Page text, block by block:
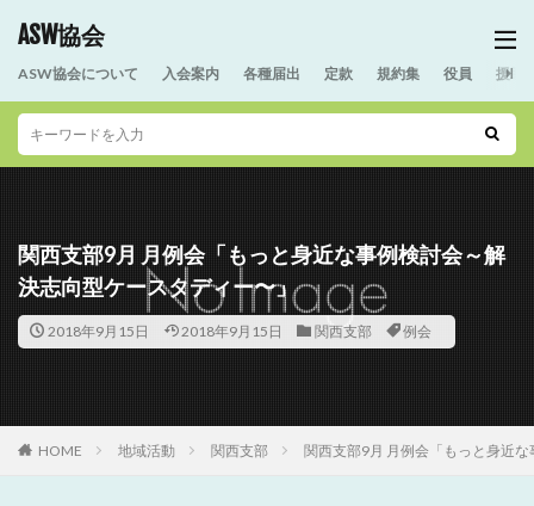
ASW協会
ASW協会について 入会案内 各種届出 定款 規約集 役員 援助
関西支部9月 月例会「もっと身近な事例検討会～解
決志向型ケースタディー〜」
2018年9月15日 2018年9月15日 関西支部 例会
HOME 地域活動 関西支部 関西支部9月 月例会「もっと身近